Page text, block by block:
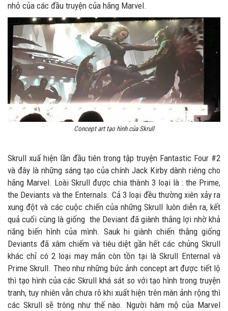
nhỏ của các đầu truyện của hãng Marvel.
Concept art tạo hình của Skrull
Skrull xuấ hiện lần đầu tiên trong tập truyện Fantastic Four #2
và đây là những sáng tạo của chính Jack Kirby dành riêng cho
hãng Marvel. Loài Skrull được chia thành 3 loại là : the Prime,
the Deviants và the Enternals. Cả 3 loại đều thường xiên xảy ra
xung đột và các cuộc chiến của những Skrull luôn diễn ra, kết
quả cuối cùng là giống the Deviant đã giành thắng lợi nhờ khả
năng biến hình của mình. Sauk hi giành chiến thắng giống
Deviants đã xâm chiếm và tiêu diệt gần hết các chủng Skrull
khác chỉ có 2 loại may mắn còn tồn tại là Skrull Enternal và
Prime Skrull. Theo như những bức ảnh concept art được tiết lộ
thì tạo hình của các Skrull khá sát so với tạo hình trong truyện
tranh, tuy nhiên vẫn chưa rõ khi xuất hiện trên màn ảnh rộng thì
các Skrull sẽ trông như thế nào. Người hâm mộ của Marvel